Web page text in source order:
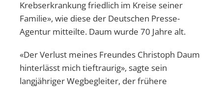
Krebserkrankung friedlich im Kreise seiner
Familie», wie diese der Deutschen Presse-
Agentur mitteilte. Daum wurde 70 Jahre alt.
«Der Verlust meines Freundes Christoph Daum
hinterlässt mich tieftraurig», sagte sein
langjähriger Wegbegleiter, der frühere